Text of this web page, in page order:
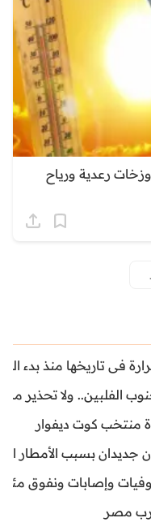
رعدية ورياح
تاريخها منذ بدء
منتخب كوت ديفوار
جديدان بسبب الأمطار
وإصابات ونفوق مئات